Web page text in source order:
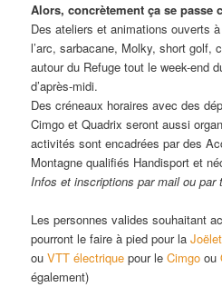
Alors, concrètement ça se passe
Des ateliers et animations ouverts
l’arc, sarbacane, Molky, short golf,
autour du Refuge tout le week-end
d’après-midi.
Des créneaux horaires avec des
Cimgo et Quadrix seront aussi
activités sont encadrées par des
Montagne qualifiés Handisport et
Infos et inscriptions par mail ou par
Les personnes valides souhaitant
pourront le faire à pied pour la
ouVTT électrique pour leCimgo ou
également)